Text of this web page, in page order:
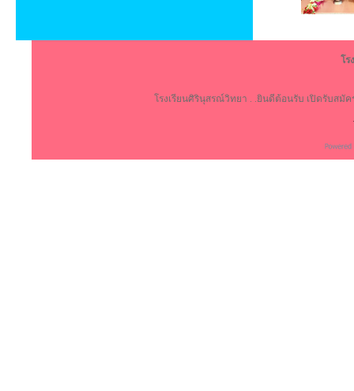
โร
โรงเรียนศิรินุสรณ์วิทยา . .ยินดีต้อนรับ เปิดรับสมั